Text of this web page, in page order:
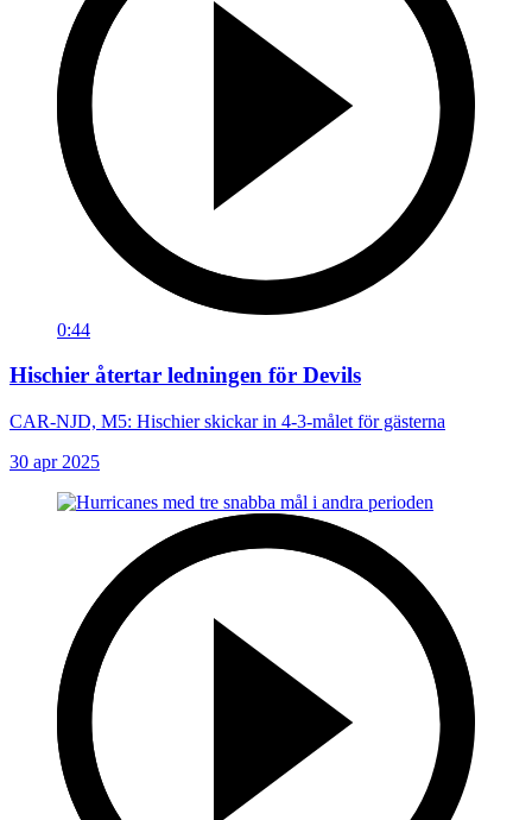
0:44
Hischier återtar ledningen för Devils
CAR-NJD, M5: Hischier skickar in 4-3-målet för gästerna
30 apr 2025